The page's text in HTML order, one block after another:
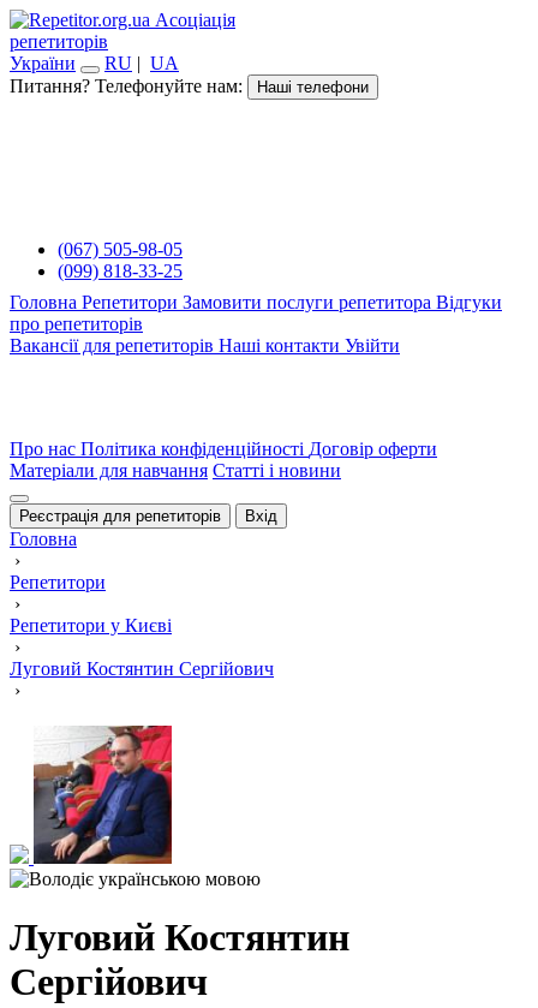
Асоціація
репетиторів
України
RU | UA
Питання? Телефонуйте нам:
Наші телефони
(067) 505-98-05
(099) 818-33-25
Головна Репетитори Замовити послуги репетитора Відгуки
про репетиторів
Вакансії для репетиторів Наші контакти Увійти
Про нас Політика конфіденційності Договір оферти
Матеріали для навчання Статті і новини
Реєстрація для репетиторів Вхід
Головна
›
Репетитори
›
Репетитори у Києві
›
Луговий Костянтин Сергійович
›
Луговий Костянтин
Сергійович